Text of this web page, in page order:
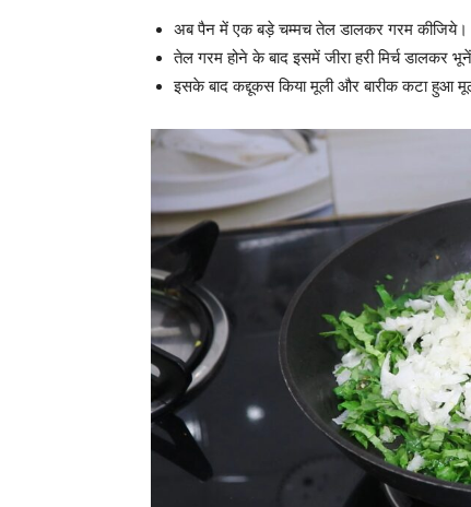
अब पैन में एक बड़े चम्मच तेल डालकर गरम कीजिये।
तेल गरम होने के बाद इसमें जीरा हरी मिर्च डालकर
इसके बाद कद्दूकस किया मूली और बारीक कटा हुआ